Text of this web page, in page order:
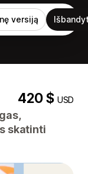
versiją
420 $USD
skatinti